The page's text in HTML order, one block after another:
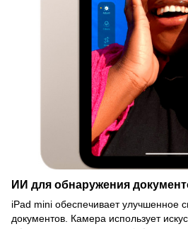
ИИ для обнаружения
iPad mini обеспечивает улучшенное
документов. Камера использует